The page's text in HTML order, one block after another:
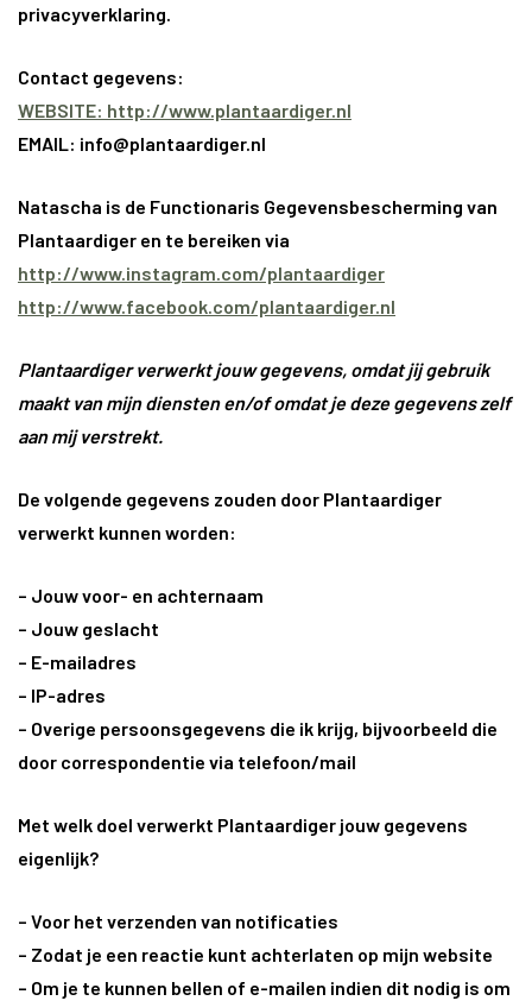
privacyverklaring.
Contact gegevens:
WEBSITE: http://www.plantaardiger.nl
EMAIL: info@plantaardiger.nl
Natascha is de Functionaris Gegevensbescherming van
Plantaardiger en te bereiken via
http://www.instagram.com/plantaardiger
http://www.facebook.com/plantaardiger.nl
Plantaardiger verwerkt jouw gegevens, omdat jij gebruik
maakt van mijn diensten en/of omdat je deze gegevens zelf
aan mij verstrekt.
De volgende gegevens zouden door Plantaardiger
verwerkt kunnen worden:
– Jouw voor- en achternaam
– Jouw geslacht
– E-mailadres
– IP-adres
– Overige persoonsgegevens die ik krijg, bijvoorbeeld die
door correspondentie via telefoon/mail
Met welk doel verwerkt Plantaardiger jouw gegevens
eigenlijk?
– Voor het verzenden van notificaties
– Zodat je een reactie kunt achterlaten op mijn website
– Om je te kunnen bellen of e-mailen indien dit nodig is om